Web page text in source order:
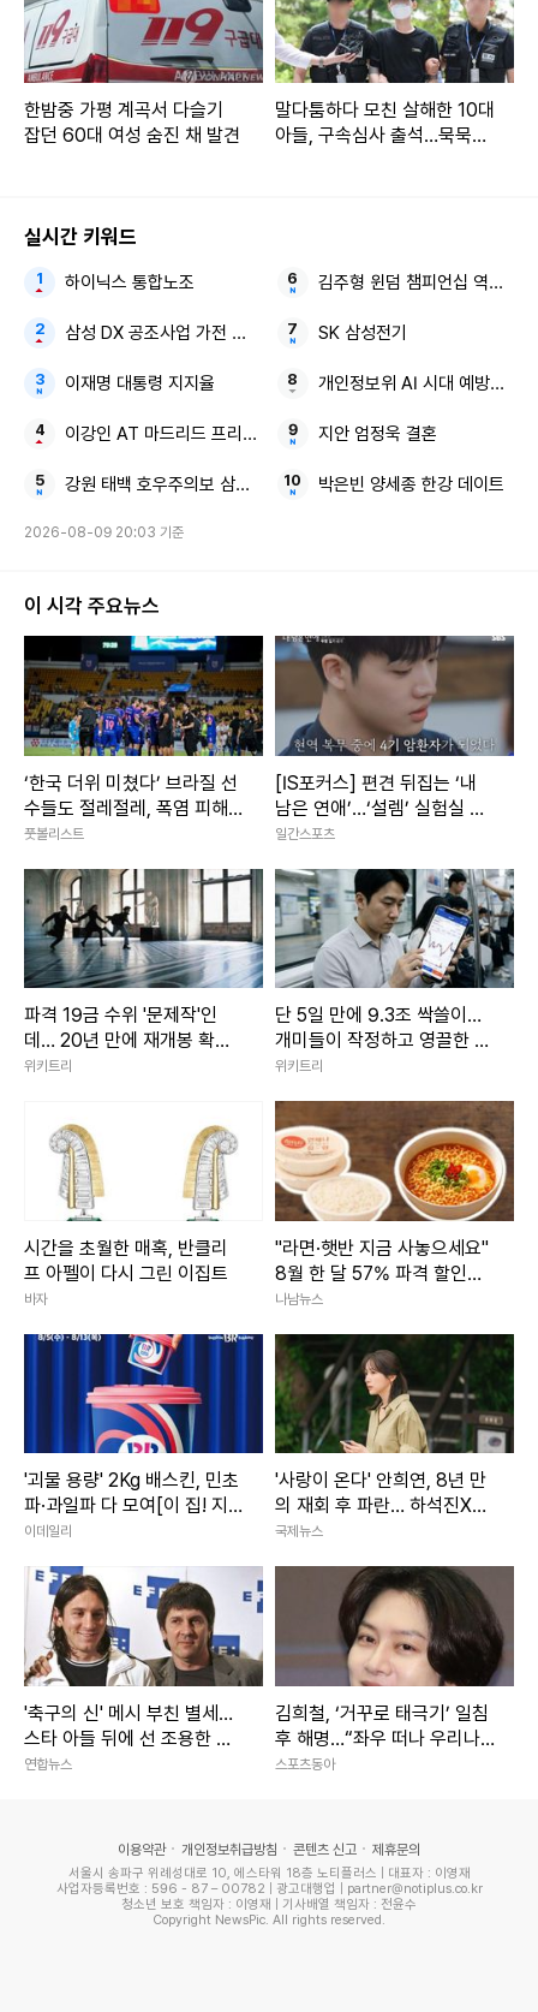
한밤중 가평 계곡서 다슬기
잡던 60대 여성 숨진 채 발견
말다툼하다 모친 살해한 10대
아들, 구속심사 출석…묵묵부
실시간 키워드
하이닉스 통합노조
삼성 DX 공조사업 가전 부진
이재명 대통령 지지율
이강인 AT 마드리드 프리시즌 맨시티전
강원 태백 호우주의보 삼척산지
김주형 윈덤 챔피언십 역전 우
SK 삼성전기
개인정보위 AI 시대 예방중심
지안 엄정욱 결혼
박은빈 양세종 한강 데이트
2026-08-09 20:03 기준
이 시각 주요뉴스
‘한국 더위 미쳤다’ 브라질 선
수들도 절레절레, 폭염 피해
최소화 위한 K리그 노력들
풋볼리스트
[IS포커스] 편견 뒤집는 ‘내
남은 연애’…‘설렘’ 실험실 된
SBS 연프
일간스포츠
파격 19금 수위 '문제작'인
데… 20년 만에 재개봉 확정
된 영화
위키트리
단 5일 만에 9.3조 싹쓸이…
개미들이 작정하고 영끌한 종
목 '1위' 정체
위키트리
시간을 초월한 매혹, 반클리
프 아펠이 다시 그린 이집트
바자
"라면·햇반 지금 사놓으세요"
8월 한 달 57% 파격 할인행
사 3800개 품목 마트
나남뉴스
'괴물 용량' 2Kg 배스킨, 민초
파·과일파 다 모여[이 집! 지
금, 이 맛]
이데일리
'사랑이 온다' 안희연, 8년 만
의 재회 후 파란… 하석진X윤
하빈 독대
국제뉴스
'축구의 신' 메시 부친 별세…
스타 아들 뒤에 선 조용한 조
력자
연합뉴스
김희철, ‘거꾸로 태극기’ 일침
후 해명…“좌우 떠나 우리나
라 국기”[SD이슈]
스포츠동아
이용약관 개인정보취급방침 콘텐츠 신고 제휴문의
서울시 송파구 위례성대로 10, 에스타워 18층 노티플러스 | 대표자 : 이영재
사업자등록번호 : 596 - 87 – 00782 | 광고대행업 | partner@notiplus.co.kr
청소년 보호 책임자 : 이영재 | 기사배열 책임자 : 전윤수
Copyright NewsPic. All rights reserved.